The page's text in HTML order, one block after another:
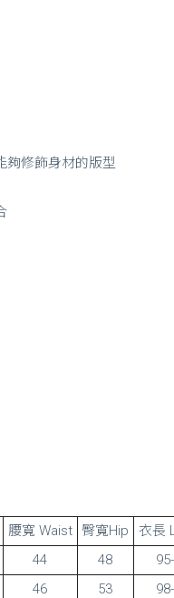
夠修飾身材的版型
腰寬 Waist 臀寬Hip 衣長
44 48
46 53